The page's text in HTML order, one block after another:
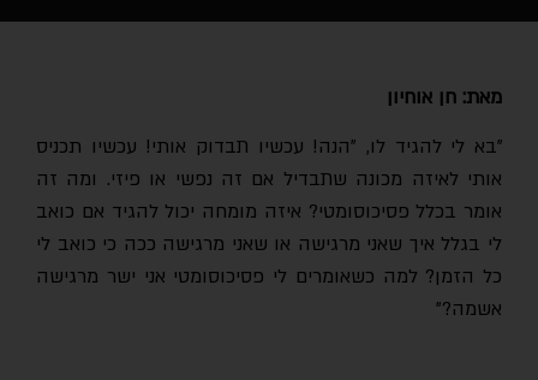
מאת: חן אוחיון
"בא לי להגיד לו, "הנה! עכשיו תבדוק אותי! עכשיו תכניס
אותי לאיזה מכונה שתבדיל אם זה נפשי או פיזי. ומה זה
אומר בכלל פסיכוסומטי? איזה מומחה יכול להגיד אם כואב
לי בגלל איך שאני מרגישה או שאני מרגישה ככה כי כואב לי
כל הזמן? למה כשאומרים לי פסיכוסומטי אני ישר מרגישה
אשמה?"